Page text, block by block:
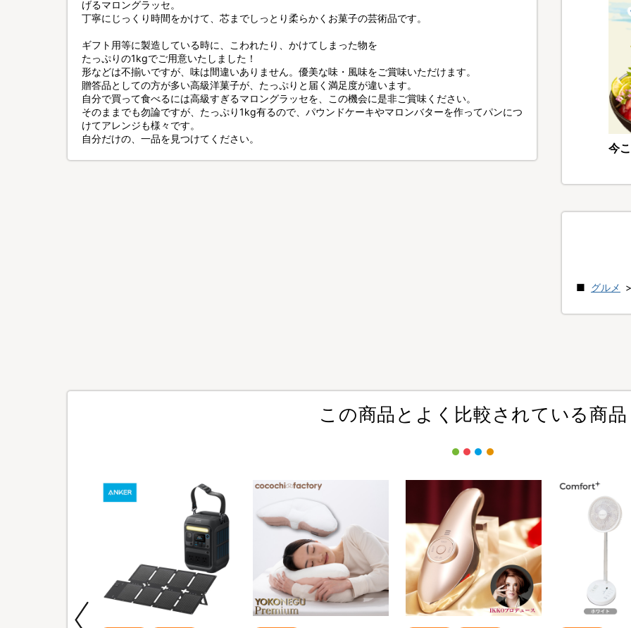
げるマロングラッセ。
丁寧にじっくり時間をかけて、芯までしっとり柔らかくお菓子の芸術品です。
ギフト用等に製造している時に、こわれたり、かけてしまった物を
たっぷりの1kgでご用意いたしました！
形などは不揃いですが、味は間違いありません。優美な味・風味をご賞味いただけます。
贈答品としての方が多い高級洋菓子が、たっぷりと届く満足度が違います。
自分で買って食べるには高級すぎるマロングラッセを、この機会に是非ご賞味ください。
そのままでも勿論ですが、たっぷり1kg有るので、パウンドケーキやマロンバターを作ってパンにつ
けてアレンジも様々です。
自分だけの、一品を見つけてください。
今
グルメ
この商品とよく比較されている商品